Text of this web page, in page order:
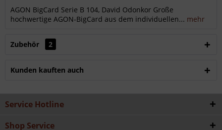
AGON BigCard Serie B 104, David Odonkor Große
hochwertige AGON-BigCard aus dem individuellen... mehr
Zubehör 2
Kunden kauften auch
Service Hotline
Shop Service